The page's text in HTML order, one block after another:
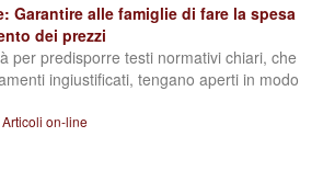
Garantire alle famiglie di fare la spesa
dei prezzi
per predisporre testi normativi chiari, che
ingiustificati, tengano aperti in modo
Articoli on-line